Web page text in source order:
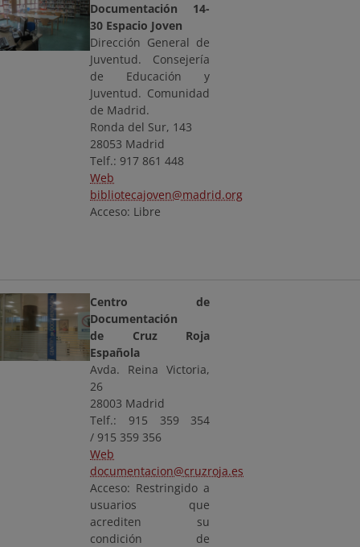
Documentación 14-
30 Espacio Joven
Dirección General de
Juventud. Consejería
de Educación y
Juventud. Comunidad
de Madrid.
Ronda del Sur, 143
28053 Madrid
Telf.: 917 861 448
Web
bibliotecajoven@madrid.org
Acceso: Libre
Centro de
Documentación
de Cruz Roja
Española
Avda. Reina Victoria,
26
28003 Madrid
Telf.: 915 359 354
/ 915 359 356
Web
documentacion@cruzroja.es
Acceso: Restringido a
usuarios que
acrediten su
condición de